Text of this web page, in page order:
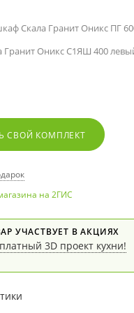
Скала Гранит Оникс ПГ
Гранит Оникс С1ЯШ 400
СВОЙ КОМПЛЕКТ
на 2ГИС
УЧАСТВУЕТ В АКЦИЯХ
3D проект кухни!